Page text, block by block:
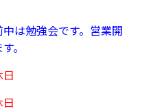
は勉強会です。営業開
。